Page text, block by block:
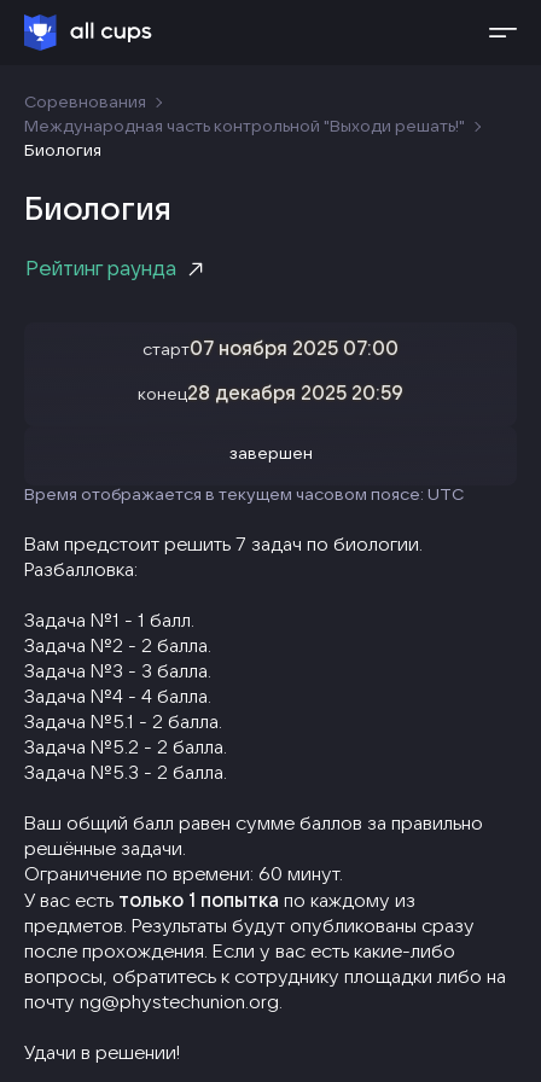
Соревнования
Международная часть контрольной "Выходи решать!"
Биология
Биология
Рейтинг раунда
старт07 ноября 2025 07:00
конец28 декабря 2025 20:59
завершен
Время отображается в текущем часовом поясе: UTC
Вам предстоит решить 7 задач по биологии.
Разбалловка:
Задача №1 - 1 балл.
Задача №2 - 2 балла.
Задача №3 - 3 балла.
Задача №4 - 4 балла.
Задача №5.1 - 2 балла.
Задача №5.2 - 2 балла.
Задача №5.3 - 2 балла.
Ваш общий балл равен сумме баллов за правильно
решённые задачи.
Ограничение по времени: 60 минут.
У вас есть только 1 попытка по каждому из
предметов. Результаты будут опубликованы cразу
после прохождения. Если у вас есть какие-либо
вопросы, обратитесь к сотруднику площадки либо на
почту ng@phystechunion.org.
Удачи в решении!